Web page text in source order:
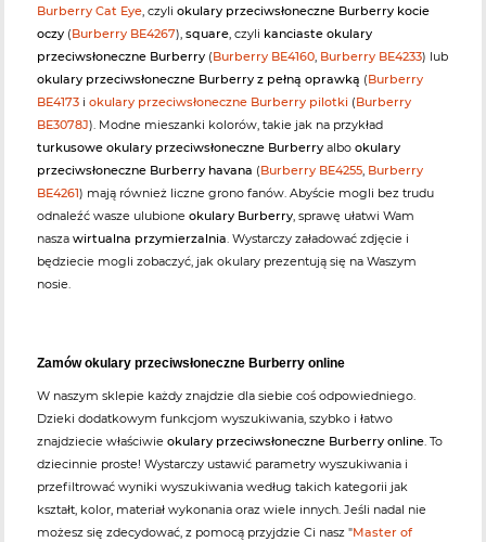
Burberry Cat Eye, czyli okulary przeciwsłoneczne Burberry kocie
oczy (Burberry BE4267), square, czyli kanciaste okulary
przeciwsłoneczne Burberry (Burberry BE4160, Burberry BE4233) lub
okulary przeciwsłoneczne Burberry z pełną oprawką (Burberry
BE4173 i okulary przeciwsłoneczne Burberry pilotki (Burberry
BE3078J). Modne mieszanki kolorów, takie jak na przykład
turkusowe okulary przeciwsłoneczne Burberry albo okulary
przeciwsłoneczne Burberry havana (Burberry BE4255, Burberry
BE4261) mają również liczne grono fanów. Abyście mogli bez trudu
odnaleźć wasze ulubione okulary Burberry, sprawę ułatwi Wam
nasza wirtualna przymierzalnia. Wystarczy załadować zdjęcie i
będziecie mogli zobaczyć, jak okulary prezentują się na Waszym
nosie.
Zamów okulary przeciwsłoneczne Burberry online
W naszym sklepie każdy znajdzie dla siebie coś odpowiedniego.
Dzieki dodatkowym funkcjom wyszukiwania, szybko i łatwo
znajdziecie właściwie okulary przeciwsłoneczne Burberry online. To
dziecinnie proste! Wystarczy ustawić parametry wyszukiwania i
przefiltrować wyniki wyszukiwania według takich kategorii jak
kształt, kolor, materiał wykonania oraz wiele innych. Jeśli nadal nie
możesz się zdecydować, z pomocą przyjdzie Ci nasz "Master of